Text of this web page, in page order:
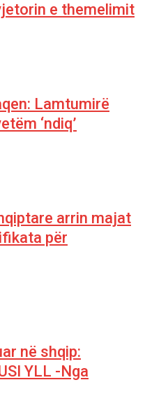
e themelimit
Lamtumirë
‘ndiq’
arrin majat
për
në shqip:
YLL -Nga